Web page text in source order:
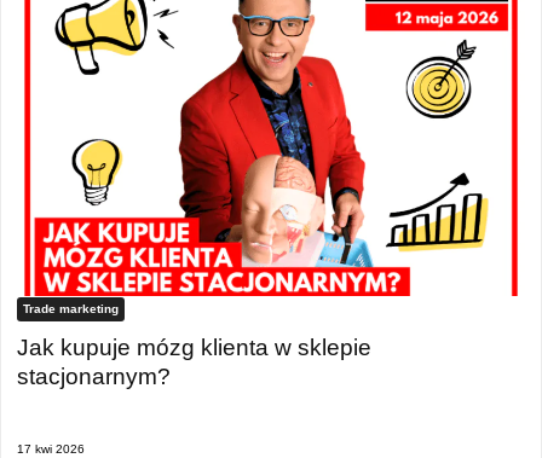
Trade marketing
Jak kupuje mózg klienta w sklepie
stacjonarnym?
17 kwi 2026